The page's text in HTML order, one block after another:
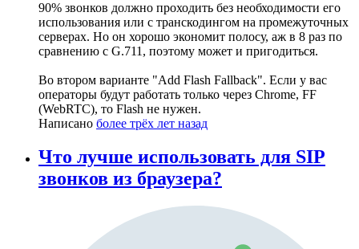
90% звонков должно проходить без необходимости его
использования или с транскодингом на промежуточных
серверах. Но он хорошо экономит полосу, аж в 8 раз по
сравнению с G.711, поэтому может и пригодиться.
Во втором варианте "Add Flash Fallback". Если у вас
операторы будут работать только через Сhrome, FF
(WebRTC), то Flash не нужен.
Написано более трёх лет назад
Что лучше использовать для SIP
звонков из браузера?